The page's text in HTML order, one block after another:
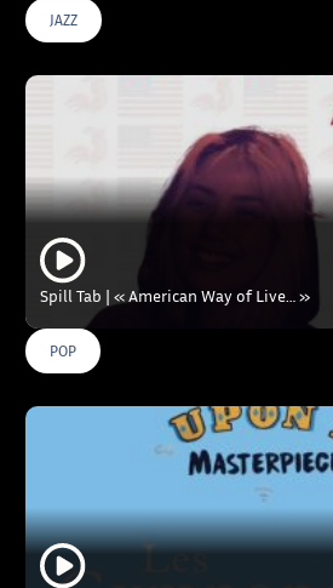
JAZZ
Spill Tab | « American Way of Live… »
POP